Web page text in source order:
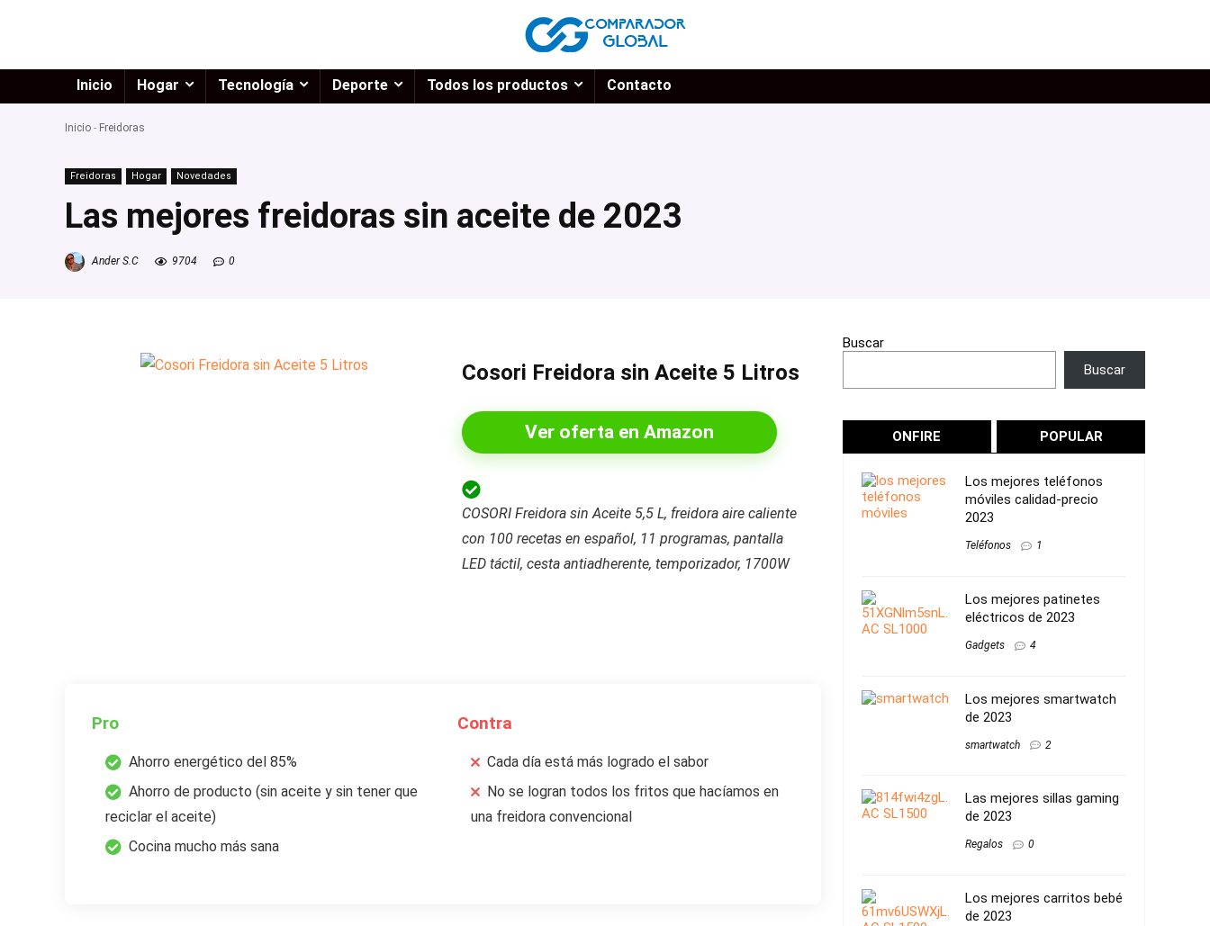
Inicio Hogar Tecnología Deporte Todos los productos Contacto
Inicio - Freidoras
Freidoras Hogar Novedades
Las mejores freidoras sin aceite de 2023
Ander S.C 9704 0
Cosori Freidora sin Aceite 5 Litros
Ver oferta en Amazon
COSORI Freidora sin Aceite 5,5 L, freidora aire caliente
con 100 recetas en español, 11 programas, pantalla
LED táctil, cesta antiadherente, temporizador, 1700W
Pro
Ahorro energético del 85%
Ahorro de producto (sin aceite y sin tener que
reciclar el aceite)
Cocina mucho más sana
Contra
Cada día está más logrado el sabor
No se logran todos los fritos que hacíamos en
una freidora convencional
Buscar
Buscar
ONFIRE POPULAR
Los mejores teléfonos
móviles calidad-precio
2023
Teléfonos 1
Los mejores patinetes
eléctricos de 2023
Gadgets 4
Los mejores smartwatch
de 2023
smartwatch 2
Las mejores sillas gaming
de 2023
Regalos 0
Los mejores carritos bebé
de 2023